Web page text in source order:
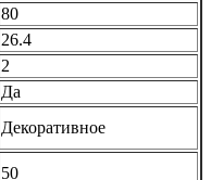
80
26.4
2
Да
Декоративное
50